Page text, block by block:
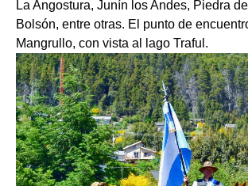
La Angostura, Junín los Andes, Piedra
Bolsón, entre otras. El punto de
Mangrullo, con vista al lago Traful.